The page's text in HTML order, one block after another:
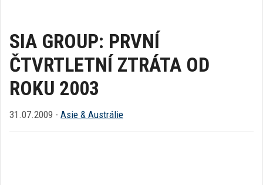
SIA GROUP: PRVNÍ
ČTVRTLETNÍ ZTRÁTA OD
ROKU 2003
31.07.2009 - Asie & Austrálie